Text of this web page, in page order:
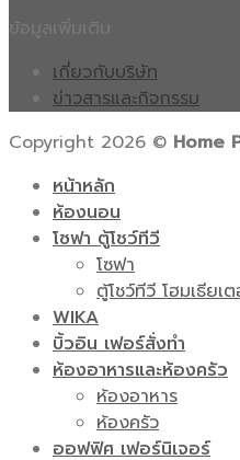
เกี่ยวกับบริษัท
ข่าวสารและกิจกรรม
Copyright 2026 © Home
หน้าหลัก
ห้องนอน
โซฟา ตู้โชว์ทีวี
โซฟา
ตู้โชว์ทีวี โฮมเธียเ
WIKA
บิ้วอิน เฟอร์สั่งทำ
ห้องอาหารและห้องครัว
ห้องอาหาร
ห้องครัว
ออฟฟิศ เฟอร์นิเจอร์